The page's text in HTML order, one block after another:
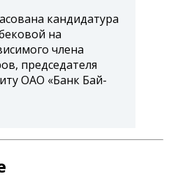
кандидатура
на
члена
председателя
ОАО «Банк Бай-